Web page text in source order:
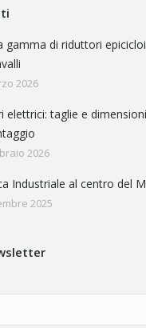
gamma di riduttori
2026
elettrici: taglie e
2026
Industriale al centro del
2025